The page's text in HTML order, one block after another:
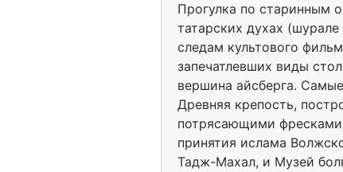
Прогулка по старинным
татарских духах
следам культового
запечатлевших виды
вершина айсберга.
Древняя крепость,
потрясающими
принятия ислама
Тадж-Махал, и Музей